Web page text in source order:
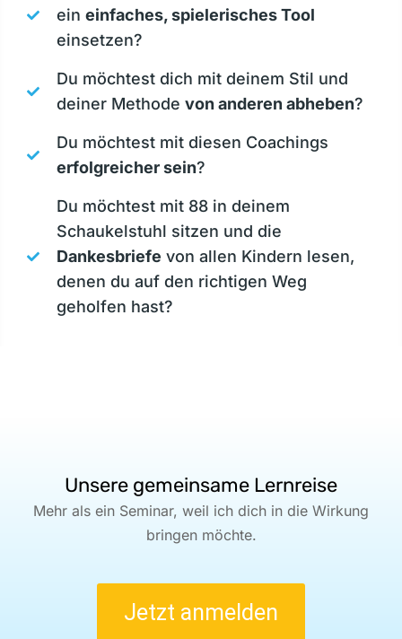
ein einfaches, spielerisches Tool
einsetzen?
Du möchtest dich mit deinem Stil und
deiner Methode von anderen abheben?
Du möchtest mit diesen Coachings
erfolgreicher sein?
Du möchtest mit 88 in deinem
Schaukelstuhl sitzen und die
Dankesbriefe von allen Kindern lesen,
denen du auf den richtigen Weg
geholfen hast?
Unsere gemeinsame Lernreise
Mehr als ein Seminar, weil ich dich in die Wirkung
bringen möchte.
Jetzt anmelden